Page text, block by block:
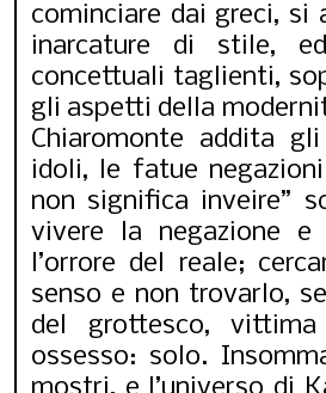
cominciare dai greci, si
inarcature di stile,
concettuali taglienti,
gli aspetti della
Chiaromonte addita
idoli, le fatue
non significa inveire”
vivere la negazione
l’orrore del reale;
senso e non trovarlo,
del grottesco,
ossesso: solo.